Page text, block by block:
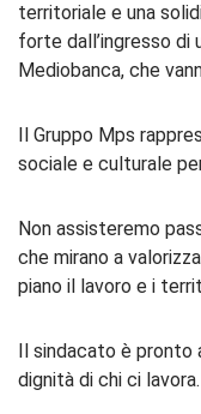
territoriale e una
forte dall’ingresso di
Mediobanca, che
Il Gruppo Mps
sociale e culturale
Non assisteremo
che mirano a
piano il lavoro e i
Il sindacato è pronto
dignità di chi ci lavora.